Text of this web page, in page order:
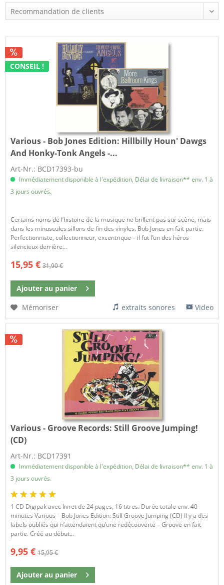
CONSEIL !
Various - Bob Jones Edition: Hillbilly Houn' Dawgs
And Honky-Tonk Angels -...
Art-Nr.: BCD17393-bu
Immédiatement disponible à l'expédition, Délai de livraison** env. 1 à
3 jours ouvrés.
Certains noms de l’histoire de la musique ne brillent pas sur scène, mais
dans les minuscules sillons de fin des vinyles. Bob Jones en fait partie.
Perfectionniste, collectionneur, excentrique – il fut l’un des héros
silencieux derrière...
15,95 € 31,90 €
Ajouter au panier
Mémoriser
extraits sonores Video
Various - Groove Records:Still Groove Jumping!
(CD)
Art-Nr.: BCD17391
Immédiatement disponible à l'expédition, Délai de livraison** env. 1 à
3 jours ouvrés.
1 CD Digipak avec livret de 24 pages, 16 titres. Durée totale env. 40
minutes Various – Bob Jones Edition: Still Groove Jumping (CD) Il y a des
labels oubliés qui n’attendaient qu’une redécouverte – Groove en fait
partie. Créé au début...
9,95 € 15,95 €
Ajouter au panier